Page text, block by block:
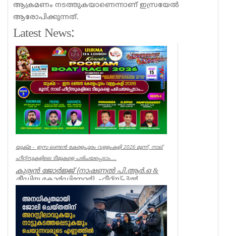
ആക്രമണം നടത്തുകയാണെന്നാണ് ഇസ്രയേൽ
ആരോപിക്കുന്നത്.
Latest News:
യുക്മ - ഇസ ലണ്ടൻ കേരളപൂരം വളളംകളി 2026 മൂന്ന്, നാല്
ഹീറ്റ്സുകളിലെ ടീമുകളെ പരിചയപ്പെടാം....
കുര്യൻ ജോർജ്ജ് (നാഷണൽ പി.ആർ.ഒ &
മീഡിയ കോർഡിനേറ്റർ) ഹീറ്റ്സ്–3ൽ
തായങ്കരി, പായിപ്പാട്, കരു...
Associations